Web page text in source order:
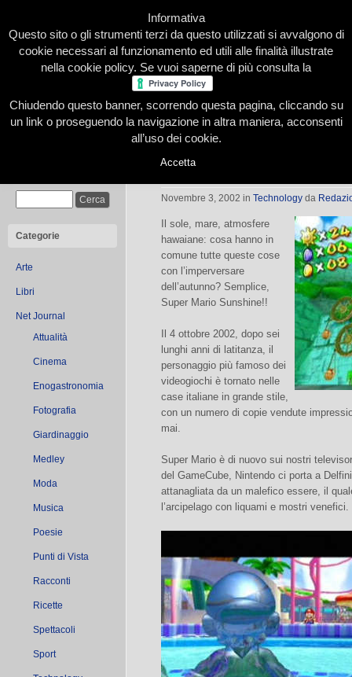
Home Presentazione Redazione Le nostre firme
Categorie
Arte
Libri
Net Journal
Attualità
Cinema
Enogastronomia
Fotografia
Giardinaggio
Medley
Moda
Musica
Poesie
Punti di Vista
Racconti
Ricette
Spettacoli
Sport
Il ritorno di Super Mario
Novembre 3, 2002 in Technology da
Il sole, mare, atmosfere
hawaiane: cosa hanno in
comune tutte queste cose
con l’imperversare
dell’autunno? Semplice,
Super Mario Sunshine!!
Il 4 ottobre 2002, dopo sei
lunghi anni di latitanza, il
personaggio più famoso dei
videogiochi è tornato nelle
case italiane in grande stile,
con un numero di copie vendute
mai.
Super Mario è di nuovo sui nostri
del GameCube, Nintendo ci porta a
attanagliata da un malefico essere, il
l’arcipelago con liquami e mostri venefici.
Informativa
Questo sito o gli strumenti terzi da questo utilizzati si avvalgono di
cookie necessari al funzionamento ed utili alle finalità illustrate
nella cookie policy. Se vuoi saperne di più consulta la
Chiudendo questo banner, scorrendo questa pagina, cliccando su
un link o proseguendo la navigazione in altra maniera, acconsenti
all’uso dei cookie.
Accetta